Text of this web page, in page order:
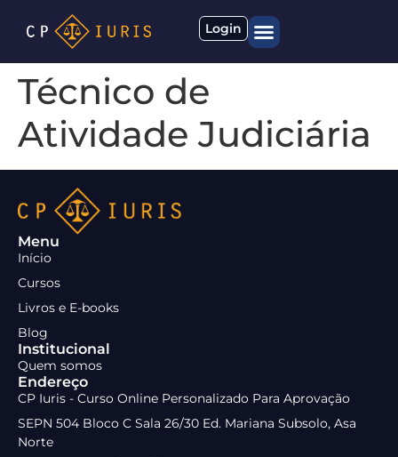
Login
Técnico de
Atividade Judiciária
Menu
Início
Cursos
Livros e E-books
Blog
Institucional
Quem somos
Endereço
CP Iuris - Curso Online Personalizado Para Aprovação
SEPN 504 Bloco C Sala 26/30 Ed. Mariana Subsolo, Asa
Norte